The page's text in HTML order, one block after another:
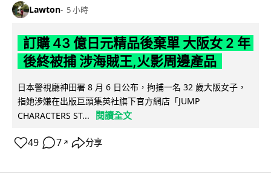
Lawton 5 小時
訂購 43 億日元精品後棄單 大阪女 2 年
後終被捕 涉海賊王,火影周邊產品
日本警視廳神田署 8 月 6 日公布，拘捕一名 32 歲大阪女子，
指她涉嫌在出版巨頭集英社旗下官方網店「JUMP
CHARACTERS ST...
閱讀全文
49 7 ↗ 分享